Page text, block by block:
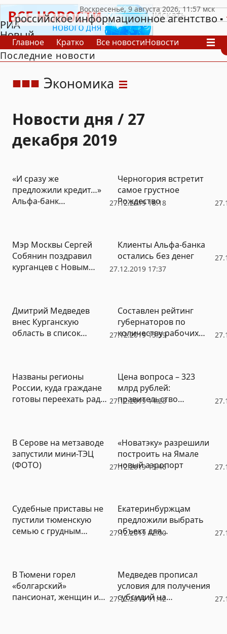
РИА
Новый
День
российское информационное агентство
Главное Кратко Все новостиНовости
В России
В мире
Последние новости
Экономика
Новости дня / 27
декабря 2019
27.12.2019 18:18
«И сразу же
предложили кредит…»
Альфа-банк
Черногория встретит
самое грустное
Рождество
27.12.2019 17:37
Мэр Москвы Сергей
Собянин поздравил
курганцев с Новым
Клиенты Альфа-банка
остались без денег
27.12.2019 15:59
Дмитрий Медведев
внес Курганскую
область в список
Составлен рейтинг
губернаторов по
количеству рабочих
27.12.2019 14:28
Названы регионы
России, куда граждане
готовы переехать ради
Цена вопроса – 323
млрд рублей:
правительство
27.12.2019 13:46
В Серове на метзаводе
запустили мини-ТЭЦ
(ФОТО)
«Новатэку» разрешили
построить на Ямале
новый аэропорт
27.12.2019 12:00
Судебные приставы не
пустили тюменскую
семью с грудным
Екатеринбуржцам
предложили выбрать
объект для
27.12.2019 11:42
В Тюмени горел
«болгарский»
пансионат, женщин и
Медведев прописал
условия для получения
субсидий на